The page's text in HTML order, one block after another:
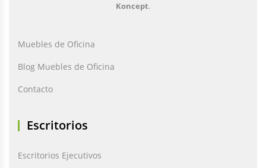
Koncept.
Muebles de Oficina
Blog Muebles de Oficina
Contacto
Escritorios
Escritorios Ejecutivos